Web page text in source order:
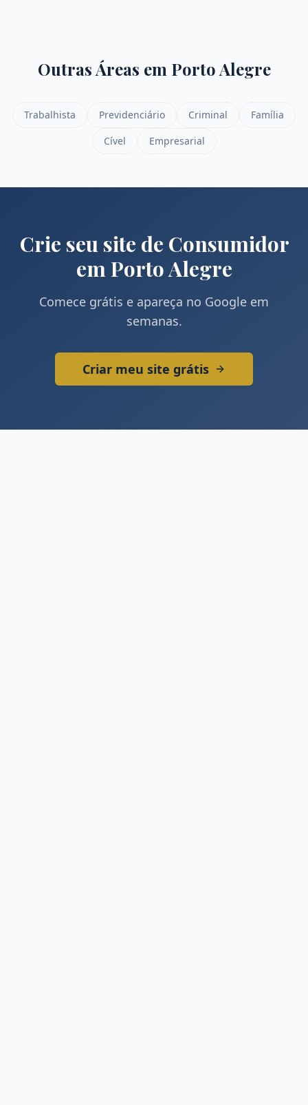
Outras Áreas em Porto Alegre
Trabalhista Previdenciário Criminal
Família
Cível
Empresarial
Crie seu site de Consumidor
emPorto Alegre
Comece grátis e apareça no Google em
semanas.
Criar meu site grátis